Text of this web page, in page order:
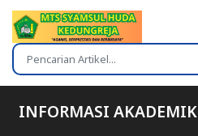
INFORMASI AKADEMIK